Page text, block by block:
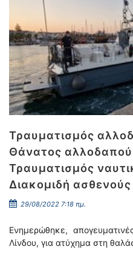
Τραυματισμός
Θάνατος
Τραυματισμός
Διακομιδή ασθενούς
29/08/2022 7:18 πμ.
Ενημερώθηκε,
Λίνδου, για ατύχημα στη